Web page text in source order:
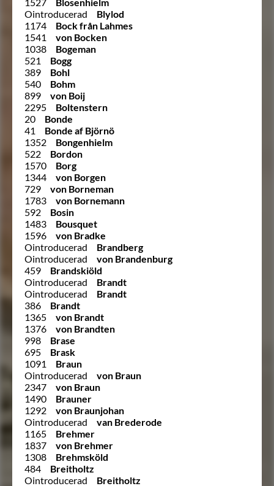
Ointroducerad
Blylod
1174
Bock från Lahmes
1541
von Bocken
1038
Bogeman
521
Bogg
389
Bohl
540
Bohm
899
von Boij
2295
Boltenstern
20
Bonde
41
Bonde af Björnö
1352
Bongenhielm
522
Bordon
1570
Borg
1344
von Borgen
729
von Borneman
1783
von Bornemann
592
Bosin
1483
Bousquet
1596
von Bradke
Ointroducerad
Brandberg
Ointroducerad
von Brandenburg
459
Brandskiöld
Ointroducerad
Brandt
Ointroducerad
Brandt
386
Brandt
1365
von Brandt
1376
von Brandten
998
Brase
695
Brask
1091
Braun
Ointroducerad
von Braun
2347
von Braun
1490
Brauner
1292
von Braunjohan
Ointroducerad
van Brederode
1165
Brehmer
1837
von Brehmer
1308
Brehmsköld
484
Breitholtz
Ointroducerad
Breitholtz